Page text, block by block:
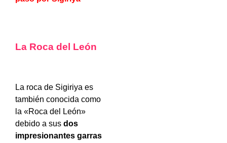
La Roca del León
La roca de Sigiriya es
también conocida como
la «Roca del León»
debido a sus dos
impresionantes garras